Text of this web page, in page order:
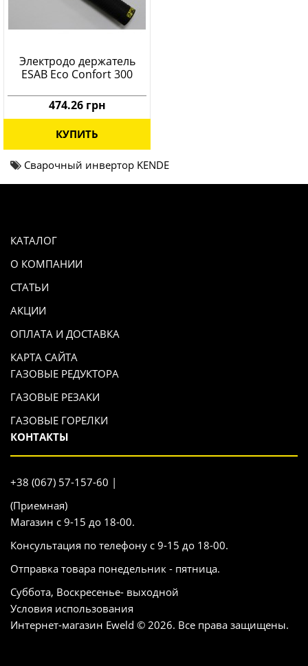
Электродо держатель
ESAB Eco Confort 300
474.26 грн
КУПИТЬ
Сварочный инвертор KENDE
КАТАЛОГ
О КОМПАНИИ
СТАТЬИ
АКЦИИ
ОПЛАТА И ДОСТАВКА
КАРТА САЙТА
ГАЗОВЫЕ РЕДУКТОРА
ГАЗОВЫЕ РЕЗАКИ
ГАЗОВЫЕ ГОРЕЛКИ
КОНТАКТЫ
+38 (067) 57-157-60 |
(Приемная)
Магазин с 9-15 до 18-00.
Консультация по телефону с 9-15 до 18-00.
Отправка товара понедельник - пятница.
Суббота, Воскресенье- выходной
Условия использования
Интернет-магазин Eweld © 2026. Все права защищены.